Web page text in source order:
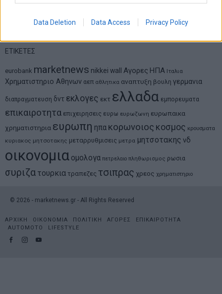
Data Deletion Data Access Privacy Policy
Στις 11/12 το πρώτο ευρωπαϊκό ντέρμπι «αιωνίων»
ΕΤΙΚΕΤΕΣ
eurobank marketnews nikkei wall Αγορες ΗΠΑ Ιταλια
Χρηματιστηριο Αθηνων αεπ αθλητικα αναπτυξη βουλη γερμανια
διαπραγματευση δντ εκλογες εκτ ελλαδα εμπορευματα
επικαιροτητα επιχειρησεις ευρω ευρωζωνη ευρωπαικα
χρηματιστηρια ευρωπη ηπα κορωνοιος κοσμος κρουσματα
κυριακος μητσοτακης μεταρρυθμισεις μετρα μητσοτακης νδ
οικονομια ομολογα πετρελαιο πληθωρισμος ρωσια
συριζα τουρκια τραπεζες τσιπρας χρεος χρηματιστηριο
© 2026 - marketnews.gr - All Rights Reserved
ΑΡΧΙΚΗ ΟΙΚΟΝΟΜΙΑ ΠΟΛΙΤΙΚΗ ΑΓΟΡΕΣ
ΕΠΙΚΑΙΡΟΤΗΤΑ
AUTOMOTO
LIFESTYLE